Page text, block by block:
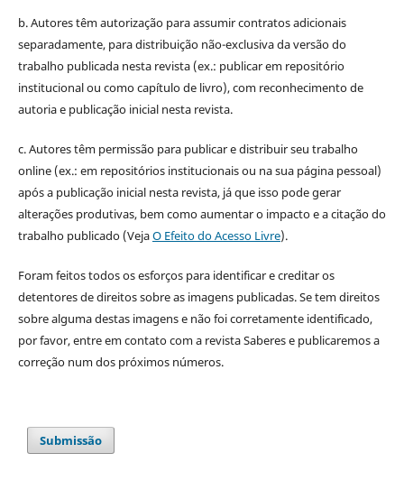
b. Autores têm autorização para assumir contratos adicionais
separadamente, para distribuição não-exclusiva da versão do
trabalho publicada nesta revista (ex.: publicar em repositório
institucional ou como capítulo de livro), com reconhecimento de
autoria e publicação inicial nesta revista.
c. Autores têm permissão para publicar e distribuir seu trabalho
online (ex.: em repositórios institucionais ou na sua página pessoal)
após a publicação inicial nesta revista, já que isso pode gerar
alterações produtivas, bem como aumentar o impacto e a citação do
trabalho publicado (VejaO Efeito do Acesso Livre).
Foram feitos todos os esforços para identificar e creditar os
detentores de direitos sobre as imagens publicadas. Se tem direitos
sobre alguma destas imagens e não foi corretamente identificado,
por favor, entre em contato com a revista Saberes e publicaremos a
correção num dos próximos números.
Submissão